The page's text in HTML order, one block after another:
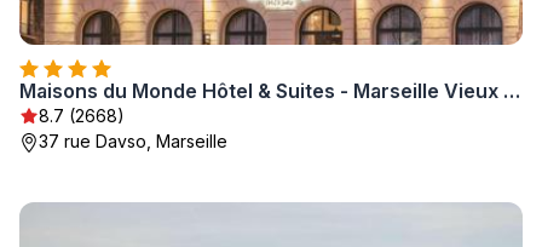
Maisons du Monde Hôtel & Suites - Marseille Vieux Port
8.7 (2668)
37 rue Davso, Marseille